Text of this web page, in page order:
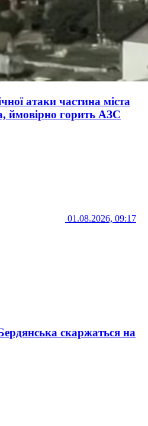
атаки частина міста
ймовірно горить АЗС
01.08.2026, 09:17
скаржаться на